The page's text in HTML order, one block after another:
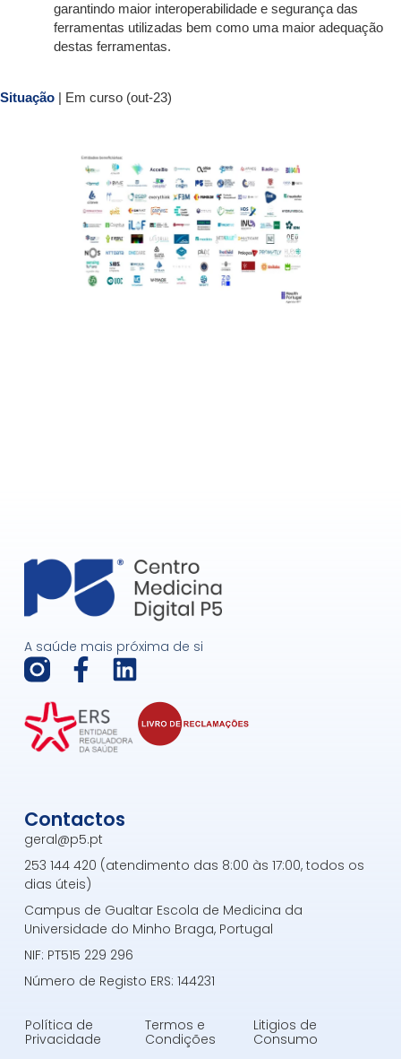
garantindo maior interoperabilidade e segurança das
ferramentas utilizadas bem como uma maior adequação
destas ferramentas.
Situação | Em curso (out-23)
A saúde mais próxima de si
F
a
c
e
o
k
-
f
L
n
k
i
Contactos
geral@p5.pt
253 144 420 (atendimento das 8:00 às 17:00, todos os
dias úteis)
Campus de Gualtar Escola de Medicina da
Universidade do Minho Braga, Portugal
NIF: PT515 229 296
Número de Registo ERS: 144231
Política de
Privacidade
Termos e
Condições
Litigios de
Consumo